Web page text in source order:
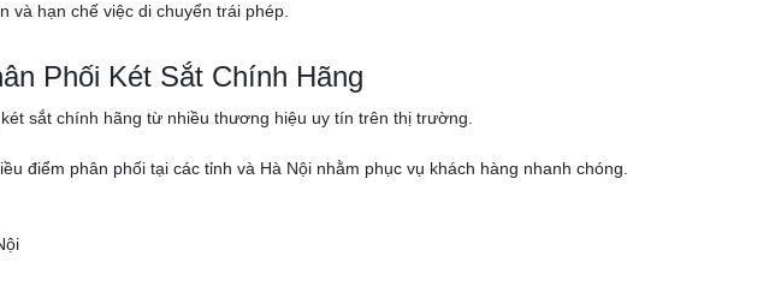
và hạn chế việc di chuyển trái phép.
Phối Két Sắt Chính Hãng
sắt chính hãng từ nhiều thương hiệu uy tín trên thị trường.
điểm phân phối tại các tỉnh và Hà Nội nhằm phục vụ khách hàng nhanh chóng.